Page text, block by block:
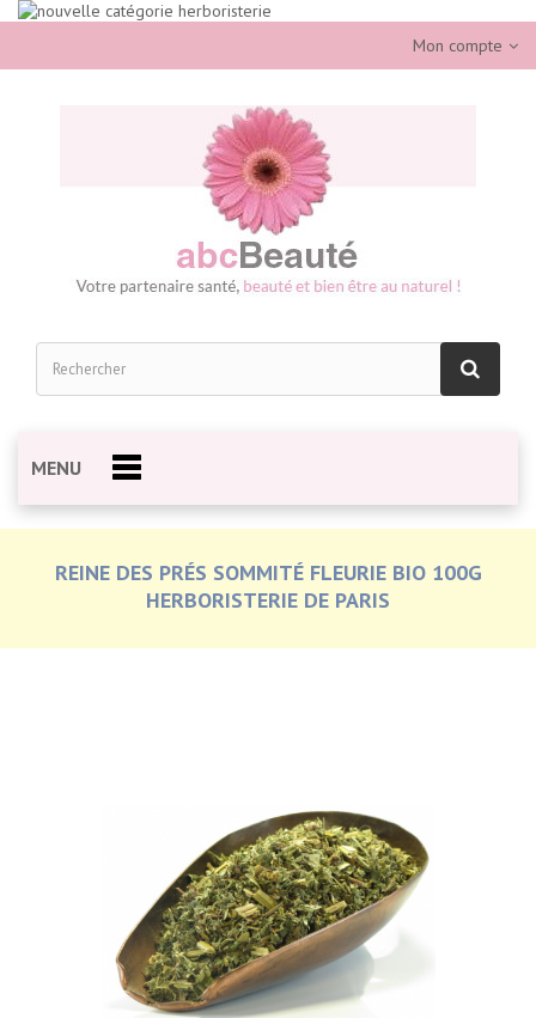
Mon compte
MENU
REINE DES PRÉS SOMMITÉ FLEURIE BIO 100G
HERBORISTERIE DE PARIS